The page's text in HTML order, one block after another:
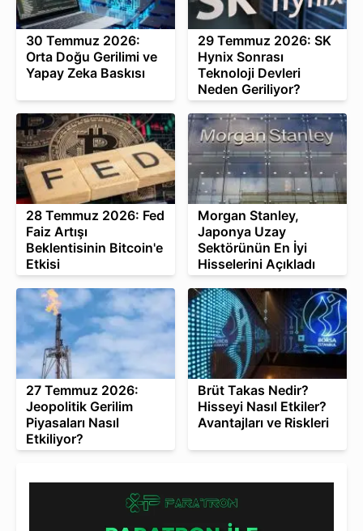
30 Temmuz 2026:
Orta Doğu Gerilimi ve
Yapay Zeka Baskısı
29 Temmuz 2026: SK
Hynix Sonrası
Teknoloji Devleri
Neden Geriliyor?
28 Temmuz 2026: Fed
Faiz Artışı
Beklentisinin Bitcoin'e
Etkisi
Morgan Stanley,
Japonya Uzay
Sektörünün En İyi
Hisselerini Açıkladı
27 Temmuz 2026:
Jeopolitik Gerilim
Piyasaları Nasıl
Etkiliyor?
Brüt Takas Nedir?
Hisseyi Nasıl Etkiler?
Avantajları ve Riskleri